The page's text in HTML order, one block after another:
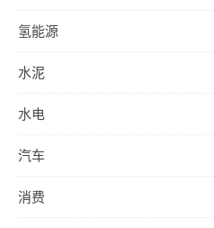
氢能源
水泥
水电
汽车
消费